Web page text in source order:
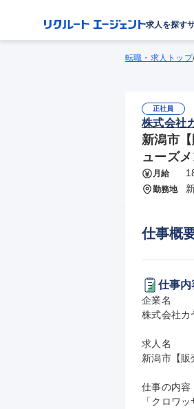
求人を探す
転職・求人トップ
正社員
株式会社
新潟市
ューズ
月給
勤務地
仕事概
仕事内
企業名
株式会社カ
求人名
新潟市【販
仕事の内容
「クロワ